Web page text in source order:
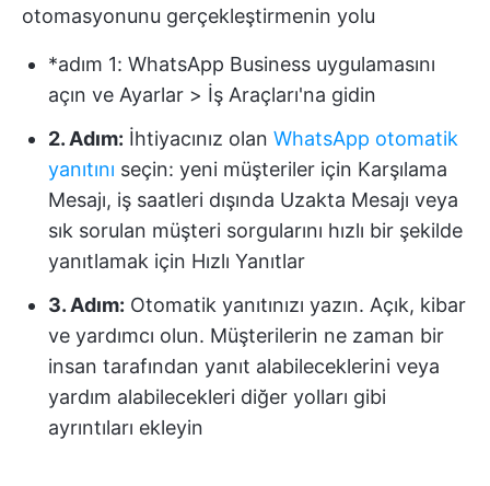
otomasyonunu gerçekleştirmenin yolu
*adım 1: WhatsApp Business uygulamasını
açın ve Ayarlar > İş Araçları'na gidin
2. Adım: İhtiyacınız olan WhatsApp otomatik
yanıtını seçin: yeni müşteriler için Karşılama
Mesajı, iş saatleri dışında Uzakta Mesajı veya
sık sorulan müşteri sorgularını hızlı bir şekilde
yanıtlamak için Hızlı Yanıtlar
3. Adım: Otomatik yanıtınızı yazın. Açık, kibar
ve yardımcı olun. Müşterilerin ne zaman bir
insan tarafından yanıt alabileceklerini veya
yardım alabilecekleri diğer yolları gibi
ayrıntıları ekleyin